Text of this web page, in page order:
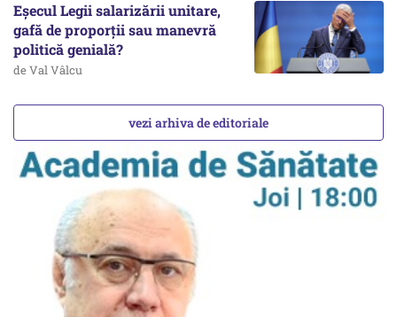
Eșecul Legii salarizării unitare,
gafă de proporții sau manevră
politică genială?
de Val Vâlcu
vezi arhiva de editoriale